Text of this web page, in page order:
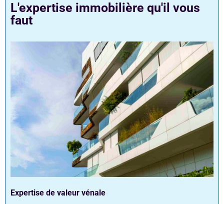
L'expertise immobilière qu'il vous
faut
Expertise de valeur vénale